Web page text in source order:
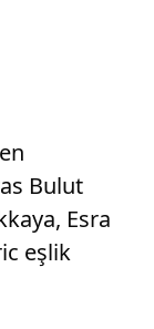
Bulut
Esra
eşlik